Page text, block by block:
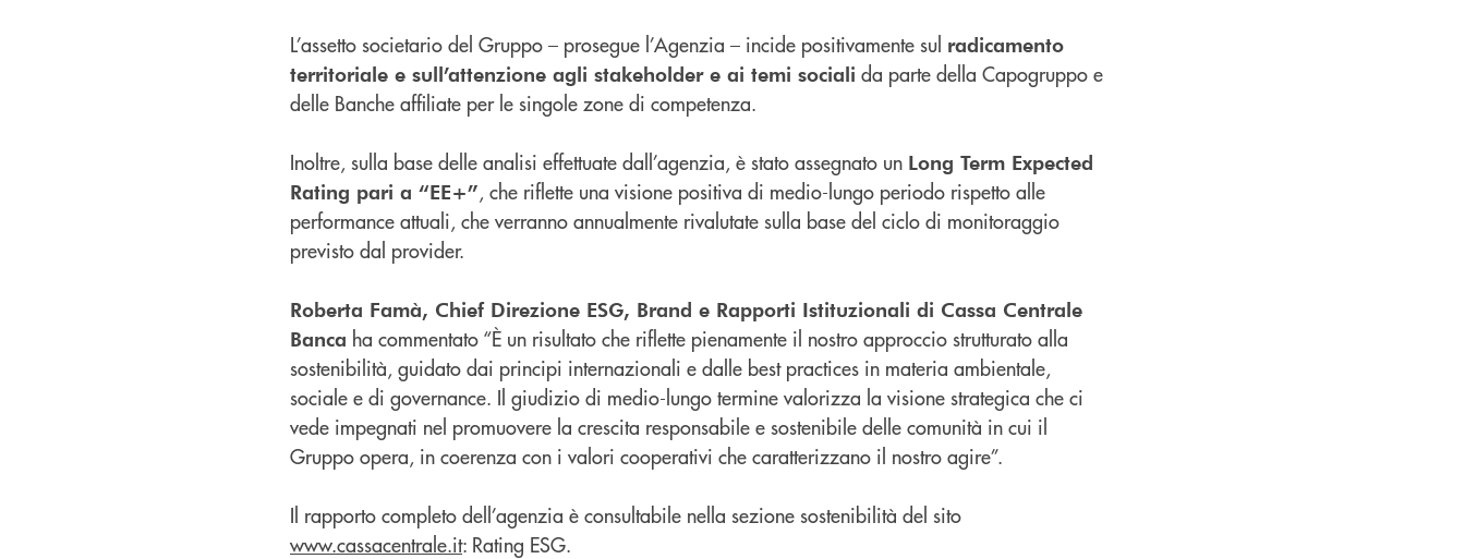
L’assetto societario del Gruppo – prosegue l’Agenzia – incide positivamente sul radicamento
territoriale e sull’attenzione agli stakeholder e ai temi sociali da parte della Capogruppo e
delle Banche affiliate per le singole zone di competenza.
Inoltre, sulla base delle analisi effettuate dall’agenzia, è stato assegnato un Long Term Expected
Rating pari a “EE+”, che riflette una visione positiva di medio-lungo periodo rispetto alle
performance attuali, che verranno annualmente rivalutate sulla base del ciclo di monitoraggio
previsto dal provider.
Roberta Famà, Chief Direzione ESG, Brand e Rapporti Istituzionali di Cassa Centrale
Banca ha commentato “È un risultato che riflette pienamente il nostro approccio strutturato alla
sostenibilità, guidato dai principi internazionali e dalle best practices in materia ambientale,
sociale e di governance. Il giudizio di medio-lungo termine valorizza la visione strategica che ci
vede impegnati nel promuovere la crescita responsabile e sostenibile delle comunità in cui il
Gruppo opera, in coerenza con i valori cooperativi che caratterizzano il nostro agire”.
Il rapporto completo dell’agenzia è consultabile nella sezione sostenibilità del sito
www.cassacentrale.it: Rating ESG.